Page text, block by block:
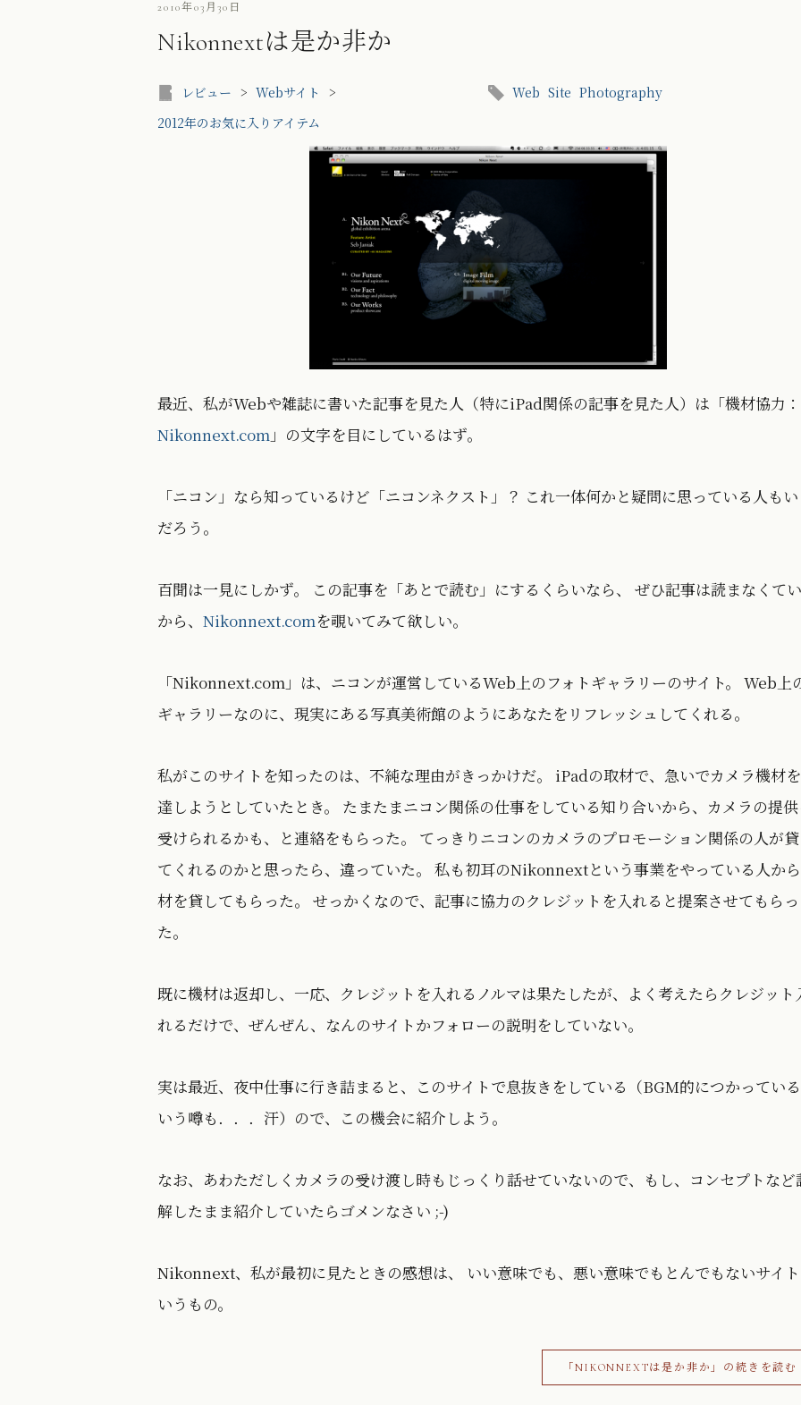
2010年03月30日
Nikonnextは是か非か
レビュー > Webサイト
>
2012年のお気に入りアイテム
Web Site Photography
最近、私がWebや雑誌に書いた記事を見た人（特にiPad関係の記事を見た人）は「機材協力：
Nikonnext.com 」の文字を目にしているはず。
「ニコン」なら知っているけど「ニコンネクスト」？ これ一体何かと疑問に思っている人も
だろう。
百聞は一見にしかず。 この記事を「あとで読む」にするくらいなら、 ぜひ記事は読まなくて
から、 Nikonnext.comを覗いてみて欲しい。
「Nikonnext.com」は、ニコンが運営しているWeb上のフォトギャラリーのサイト。 Web上
ギャラリーなのに、現実にある写真美術館のようにあなたをリフレッシュしてくれる。
私がこのサイトを知ったのは、不純な理由がきっかけだ。 iPadの取材で、急いでカメラ機材
達しようとしていたとき。 たまたまニコン関係の仕事をしている知り合いから、カメラの提
受けられるかも、と連絡をもらった。 てっきりニコンのカメラのプロモーション関係の人が
てくれるのかと思ったら、違っていた。 私も初耳のNikonnextという事業をやっている人か
材を貸してもらった。 せっかくなので、記事に協力のクレジットを入れると提案させてもらっ
た。
既に機材は返却し、一応、クレジットを入れるノルマは果たしたが、よく考えたらクレジット
れるだけで、ぜんぜん、なんのサイトかフォローの説明をしていない。
実は最近、夜中仕事に行き詰まると、このサイトで息抜きをしている（BGM的につかってい
いう噂も．．．汗）ので、この機会に紹介しよう。
なお、あわただしくカメラの受け渡し時もじっくり話せていないので、もし、コンセプトなど
解したまま紹介していたらゴメンなさい ;-)
Nikonnext、私が最初に見たときの感想は、 いい意味でも、悪い意味でもとんでもないサイ
いうもの。
「NIKONNEXTは是か非か」の続きを読む